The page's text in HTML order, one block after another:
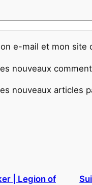
e-mail et mon
nouveaux
nouveaux articles
| Legion of